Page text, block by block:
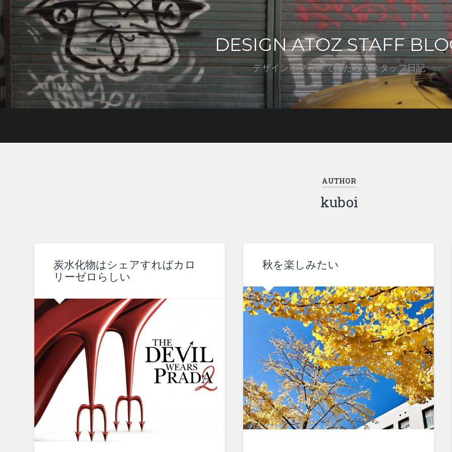
DESIGN ATOZ STAFF
デザインオフィスではたらくスタッフ日記
AUTHOR
kuboi
炭水化物はシェアすればカロ
リーゼロらしい
秋を楽しみたい